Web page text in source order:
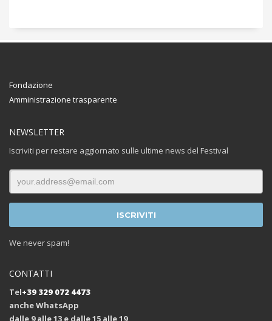
Fondazione
Amministrazione trasparente
NEWSLETTER
Iscriviti per restare aggiornato sulle ultime news del Festival
We never spam!
CONTATTI
Tel+39 329 072 4473
anche WhatsApp
dalle 9 alle 13 e dalle 15 alle 19